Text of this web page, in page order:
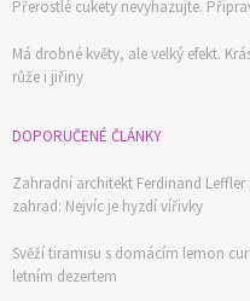
Přerostlé cukety nevyhazujte.
Má drobné květy, ale velký efekt.
růže i jiřiny
DOPORUČENÉ ČLÁNKY
Zahradní architekt Ferdinand
zahrad: Nejvíc je hyzdí vířivky
Svěží tiramisu s domácím lemon
letním dezertem